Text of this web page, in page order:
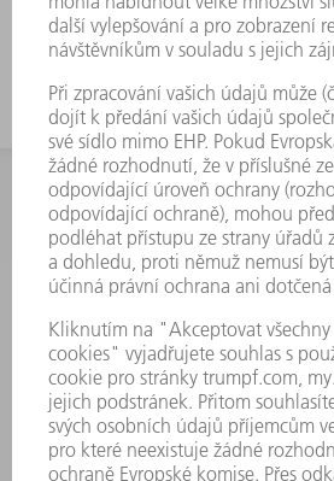
výškou
INFORMACE
Často kladené
Všeobecné obchodní
KONTAKTNÍ ÚDAJE
Náhradní díly
+420 251 106 254
Po - čt 8:00 - 17:00
Pá 8:00 - 16:00
ND@trumpf.com
KONTAKTNÍ ÚDAJE